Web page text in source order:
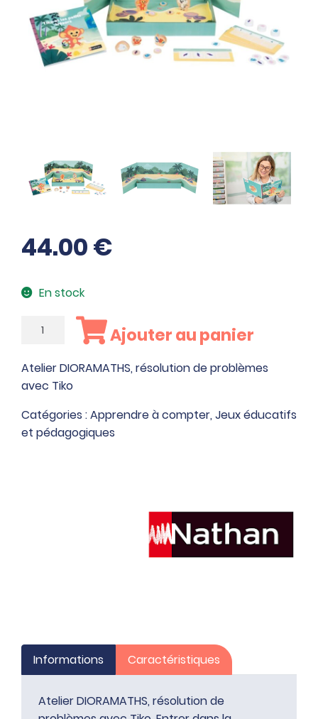
44.00€
En stock
quantité
Atelier
DIORAMATHS,
résolution
de
problèmes
Ajouter au panier
Atelier DIORAMATHS, résolution de problèmes
avec Tiko
Catégories :Apprendre à compter, Jeux éducatifs
et pédagogiques
Informations Caractéristiques
Atelier DIORAMATHS, résolution de